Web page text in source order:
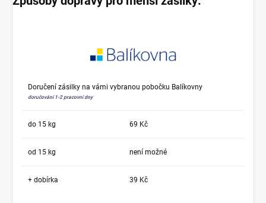
Doručení zásilky na vámi vybranou pobočku Balíkovny
doručování 1-2 pracovní dny
do 15 kg 69 Kč
od 15 kg není možné
+ dobírka 39 Kč